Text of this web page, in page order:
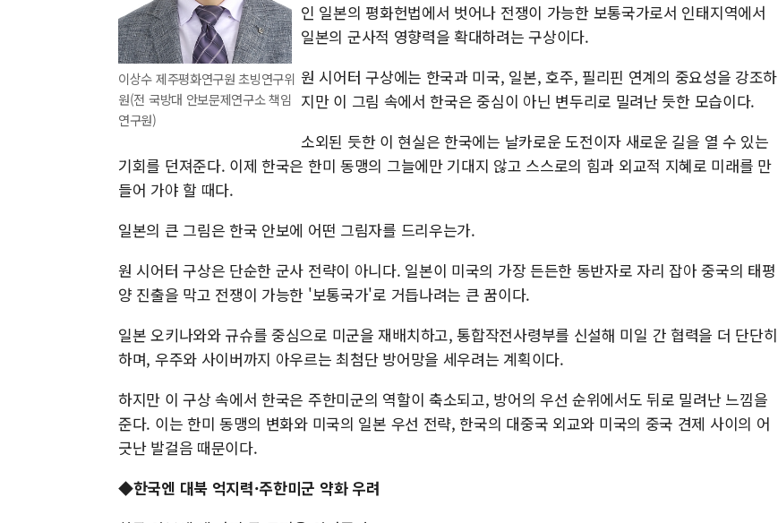
이상수 제주평화연구원 초빙연구위
원(전 국방대 안보문제연구소 책임
연구원)
인 일본의 평화헌법에서 벗어나 전쟁이 가능한 보통국가로서 인태지역에서
일본의 군사적 영향력을 확대하려는 구상이다.
원 시어터 구상에는 한국과 미국, 일본, 호주, 필리핀 연계의 중요성을 강조하
지만 이 그림 속에서 한국은 중심이 아닌 변두리로 밀려난 듯한 모습이다.
소외된 듯한 이 현실은 한국에는 날카로운 도전이자 새로운 길을 열 수 있는
기회를 던져준다. 이제 한국은 한미 동맹의 그늘에만 기대지 않고 스스로의 힘과 외교적 지혜로 미래를 만
들어 가야 할 때다.
일본의 큰 그림은 한국 안보에 어떤 그림자를 드리우는가.
원 시어터 구상은 단순한 군사 전략이 아니다. 일본이 미국의 가장 든든한 동반자로 자리 잡아 중국의 태평
양 진출을 막고 전쟁이 가능한 '보통국가'로 거듭나려는 큰 꿈이다.
일본 오키나와와 규슈를 중심으로 미군을 재배치하고, 통합작전사령부를 신설해 미일 간 협력을 더 단단히
하며, 우주와 사이버까지 아우르는 최첨단 방어망을 세우려는 계획이다.
하지만 이 구상 속에서 한국은 주한미군의 역할이 축소되고, 방어의 우선 순위에서도 뒤로 밀려난 느낌을
준다. 이는 한미 동맹의 변화와 미국의 일본 우선 전략, 한국의 대중국 외교와 미국의 중국 견제 사이의 어
긋난 발걸음 때문이다.
◆한국엔 대북 억지력·주한미군 약화 우려